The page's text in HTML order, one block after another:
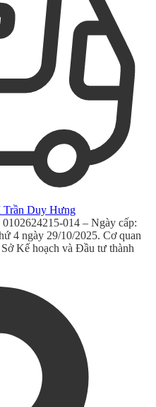
Duy Hưng
014 – Ngày cấp:
4 ngày 29/10/2025. Cơ quan
Kế hoạch và Đầu tư thành